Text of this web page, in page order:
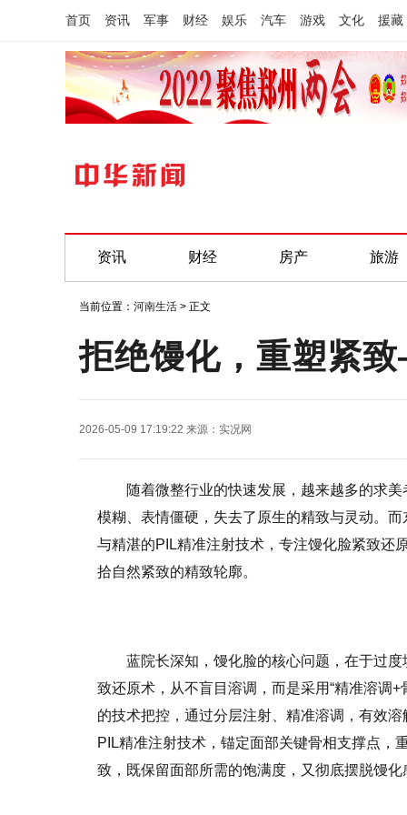
首页 资讯 军事 财经 娱乐 汽车 游戏 文化 援藏
资讯 财经 房产 旅游
当前位置： 河南生活 > 正文
拒绝馒化，重塑紧
2026-05-09 17:19:22 来源： 实况网
随着微整行业的快速发展，越来越多的求
模糊、表情僵硬，失去了原生的精致与灵动。
与精湛的PIL精准注射技术，专注馒化脸紧致还
拾自然紧致的精致轮廓。
蓝院长深知，馒化脸的核心问题，在于过
致还原术，从不盲目溶调，而是采用“精准溶调
的技术把控，通过分层注射、精准溶调，有效
PIL精准注射技术，锚定面部关键骨相支撑点，
致，既保留面部所需的饱满度，又彻底摆脱馒化